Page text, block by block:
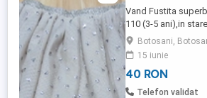
Vand Fustita
110 (3-5 ani),in
Botosani,
15 iunie
40 RON
Telefon validat